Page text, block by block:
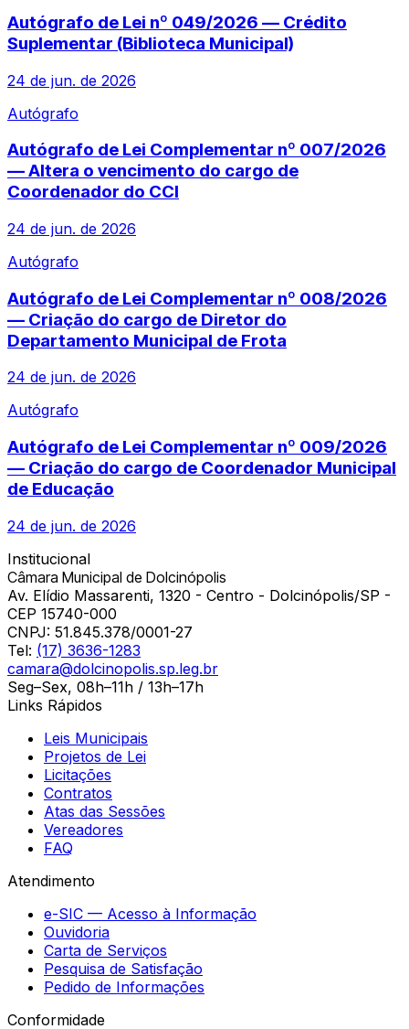
Autógrafo de Lei nº 049/2026 — Crédito
Suplementar (Biblioteca Municipal)
24 de jun. de 2026
Autógrafo
Autógrafo de Lei Complementar nº 007/2026
— Altera o vencimento do cargo de
Coordenador do CCI
24 de jun. de 2026
Autógrafo
Autógrafo de Lei Complementar nº 008/2026
— Criação do cargo de Diretor do
Departamento Municipal de Frota
24 de jun. de 2026
Autógrafo
Autógrafo de Lei Complementar nº 009/2026
— Criação do cargo de Coordenador Municipal
de Educação
24 de jun. de 2026
Institucional
Câmara Municipal de Dolcinópolis
Av. Elídio Massarenti, 1320 - Centro - Dolcinópolis/SP -
CEP 15740-000
CNPJ: 51.845.378/0001-27
Tel: (17) 3636-1283
camara@dolcinopolis.sp.leg.br
Seg–Sex, 08h–11h / 13h–17h
Links Rápidos
Leis Municipais
Projetos de Lei
Licitações
Contratos
Atas das Sessões
Vereadores
FAQ
Atendimento
e-SIC — Acesso à Informação
Ouvidoria
Carta de Serviços
Pesquisa de Satisfação
Pedido de Informações
Conformidade